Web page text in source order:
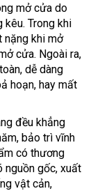
mở cửa do
kêu. Trong khi
nặng khi mở
cửa. Ngoài ra,
dễ dàng
hoạn, hay mất
đều khẳng
bảo trì vĩnh
có thương
nguồn gốc, xuất
vật cản,